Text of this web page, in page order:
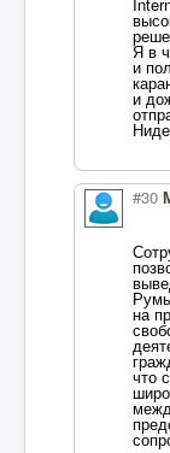
Я в
и
и
#30
на
что